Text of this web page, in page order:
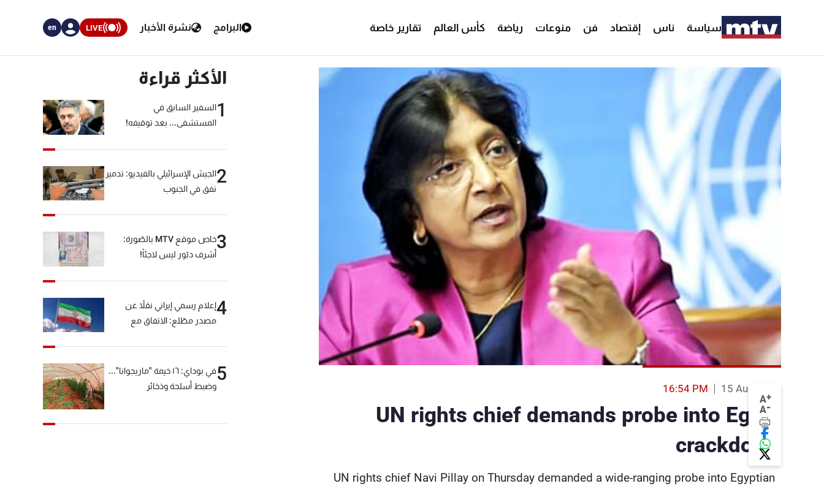
سياسة ناس إقتصاد فن منوعات رياضة كأس العالم تقارير خاصة البرامج نشرة الأخبار LIVE
en
A+
A-
15 Aug 2013
16:54 PM
UN rights chief demands probe into Egypt
crackdown
UN rights chief Navi Pillay on Thursday demanded a wide-ranging probe into Egyptian
الأكثر قراءة
1السفير السابق في
المستشفى... بعد توقيفه!
2الجيش الإسرائيلي بالفيديو: تدمير
نفق في الجنوب
3
خاص موقع MTV بالصّورة:
أشرف دبّور ليس لاجئاً!
4إعلام رسمي إيراني نقلاً عن
مصدر مطّلع: الاتفاق مع
تهدد إيران 5
في بوداي: ١٦ خيمة "ماريجوانا"...
وضبط أسلحة وذخائر